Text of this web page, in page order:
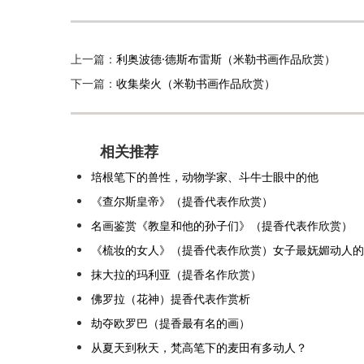
上一篇： 利奥波德·德斯布雷斯（米勒书画作品欣赏）
下一篇： 收集柴火（米勒书画作品欣赏）
相关推荐
培根笔下的兽性，动物学家、斗牛士眼中的他
《查尔斯皇帝》（提香代表作欣赏）
名画鉴赏《教皇和他的孙子们》（提香代表作欣赏）
《梳妆的女人》（提香代表作欣赏）女子最妩媚动人
抹大拉的玛利亚（提香名作欣赏）
佛罗拉（花神）提香代表作赏析
劫夺欧罗巴（提香最有名的画）
从夏天到秋天，梵高笔下的麦田有多动人？